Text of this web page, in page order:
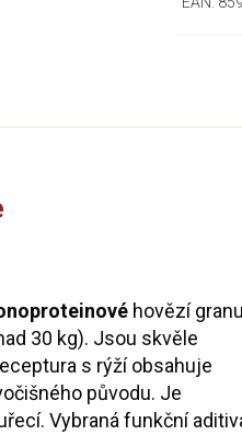
hovězí
30 kg). Jsou skvěle
s rýží obsahuje
původu. Je
Vybraná funkční